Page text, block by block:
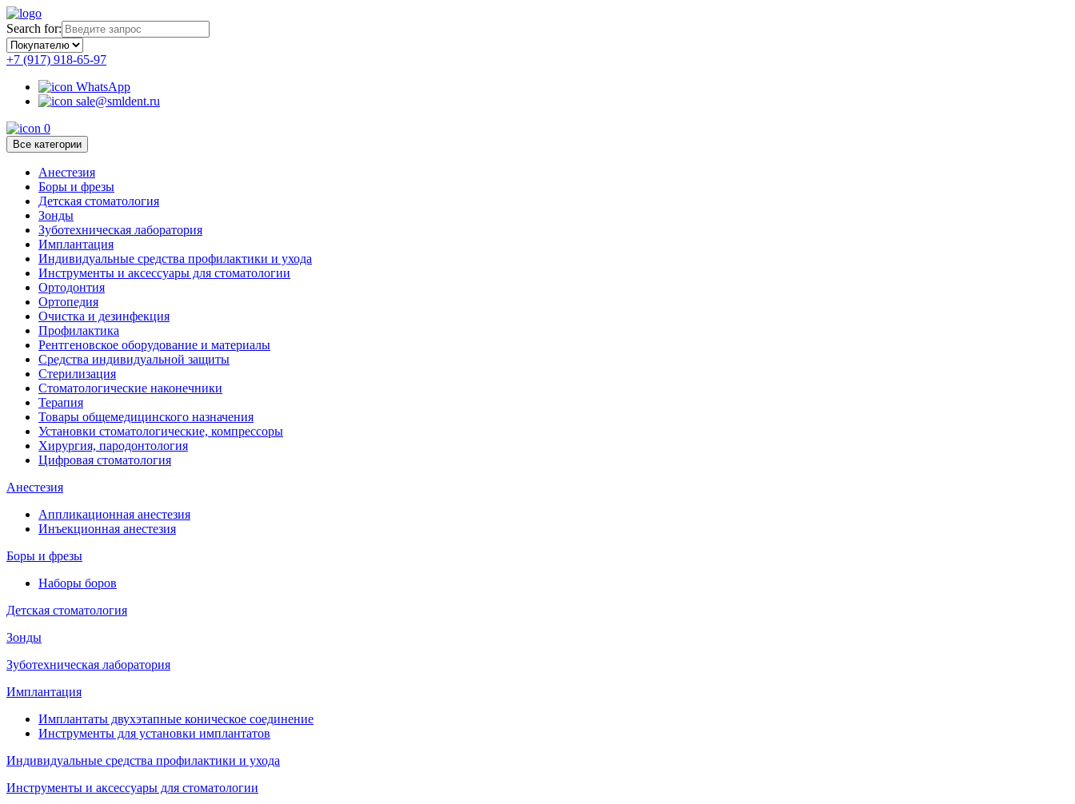
Search for:
+7 (917) 918-65-97
WhatsApp
sale@smldent.ru
0
Все категории
Анестезия
Боры и фрезы
Детская стоматология
Зонды
Зуботехническая лаборатория
Имплантация
Индивидуальные средства профилактики и ухода
Инструменты и аксессуары для стоматологии
Ортодонтия
Ортопедия
Очистка и дезинфекция
Профилактика
Рентгеновское оборудование и материалы
Средства индивидуальной защиты
Стерилизация
Стоматологические наконечники
Терапия
Товары общемедицинского назначения
Установки стоматологические, компрессоры
Хирургия, пародонтология
Цифровая стоматология
Анестезия
Аппликационная анестезия
Инъекционная анестезия
Боры и фрезы
Наборы боров
Детская стоматология
Зонды
Зуботехническая лаборатория
Имплантация
Имплантаты двухэтапные коническое соединение
Инструменты для установки имплантатов
Индивидуальные средства профилактики и ухода
Инструменты и аксессуары для стоматологии